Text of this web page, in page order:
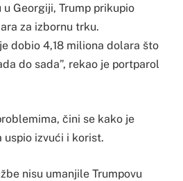
Georgiji, Trump prikupio
za izbornu trku.
dobio 4,18 miliona dolara što
do sada”, rekao je portparol
čini se kako je
uspio izvući i korist.
nisu umanjile Trumpovu